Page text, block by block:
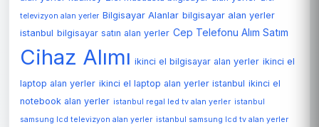
televizyon alan yerler Bilgisayar Alanlar bilgisayar alan yerler
istanbul bilgisayar satın alan yerler Cep Telefonu Alım Satım
Cihaz Alımı ikinci el bilgisayar alan yerler ikinci el
laptop alan yerler ikinci el laptop alan yerler istanbul ikinci el
notebook alan yerler istanbul regal led tv alan yerler istanbul
samsung lcd televizyon alan yerler istanbul samsung lcd tv alan yerler